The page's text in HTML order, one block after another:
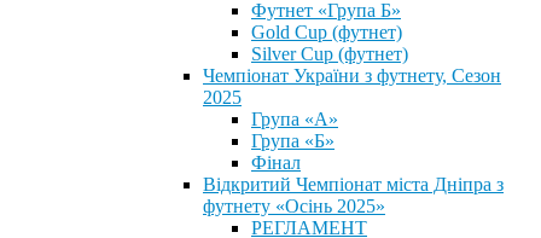
Футнет «Група Б»
Gold Cup (футнет)
Silver Cup (футнет)
Чемпіонат України з футнету, Сезон
2025
Група «А»
Група «Б»
Фінал
Відкритий Чемпіонат міста Дніпра з
футнету «Осінь 2025»
РЕГЛАМЕНТ